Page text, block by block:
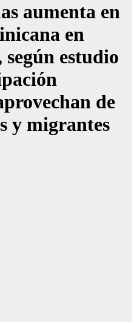
aumenta en
en
estudio
de
y migrantes